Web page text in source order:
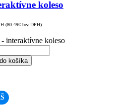
koleso
(80.49€bez DPH)
interaktívne koleso
košíka